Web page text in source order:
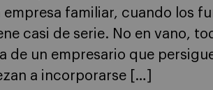
empresa familiar, cuando los
casi de serie. No en vano,
de un empresario que
a incorporarse […]